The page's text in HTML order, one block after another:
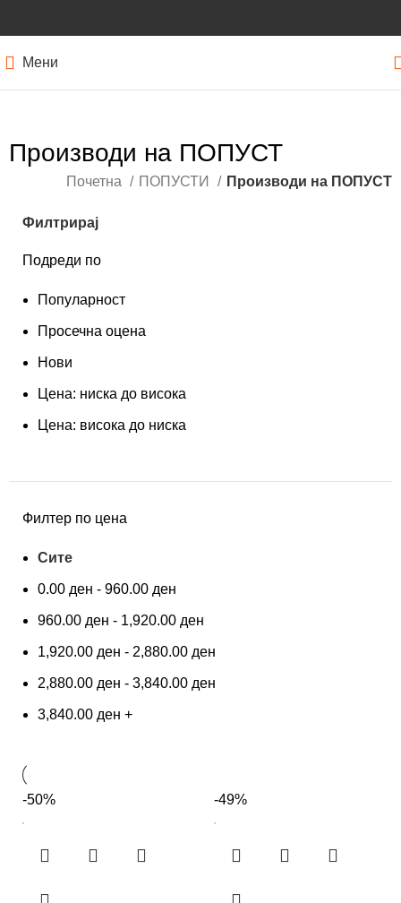
Мени
Производи на ПОПУСТ
Почетна ПОПУСТИ Производи на ПОПУСТ
Филтрирај
Подреди по
Популарност
Просечна оцена
Нови
Цена: ниска до висока
Цена: висока до ниска
Филтер по цена
Сите
0.00 ден - 960.00 ден
960.00 ден - 1,920.00 ден
1,920.00 ден - 2,880.00 ден
2,880.00 ден - 3,840.00 ден
3,840.00 ден +
-50% -49%